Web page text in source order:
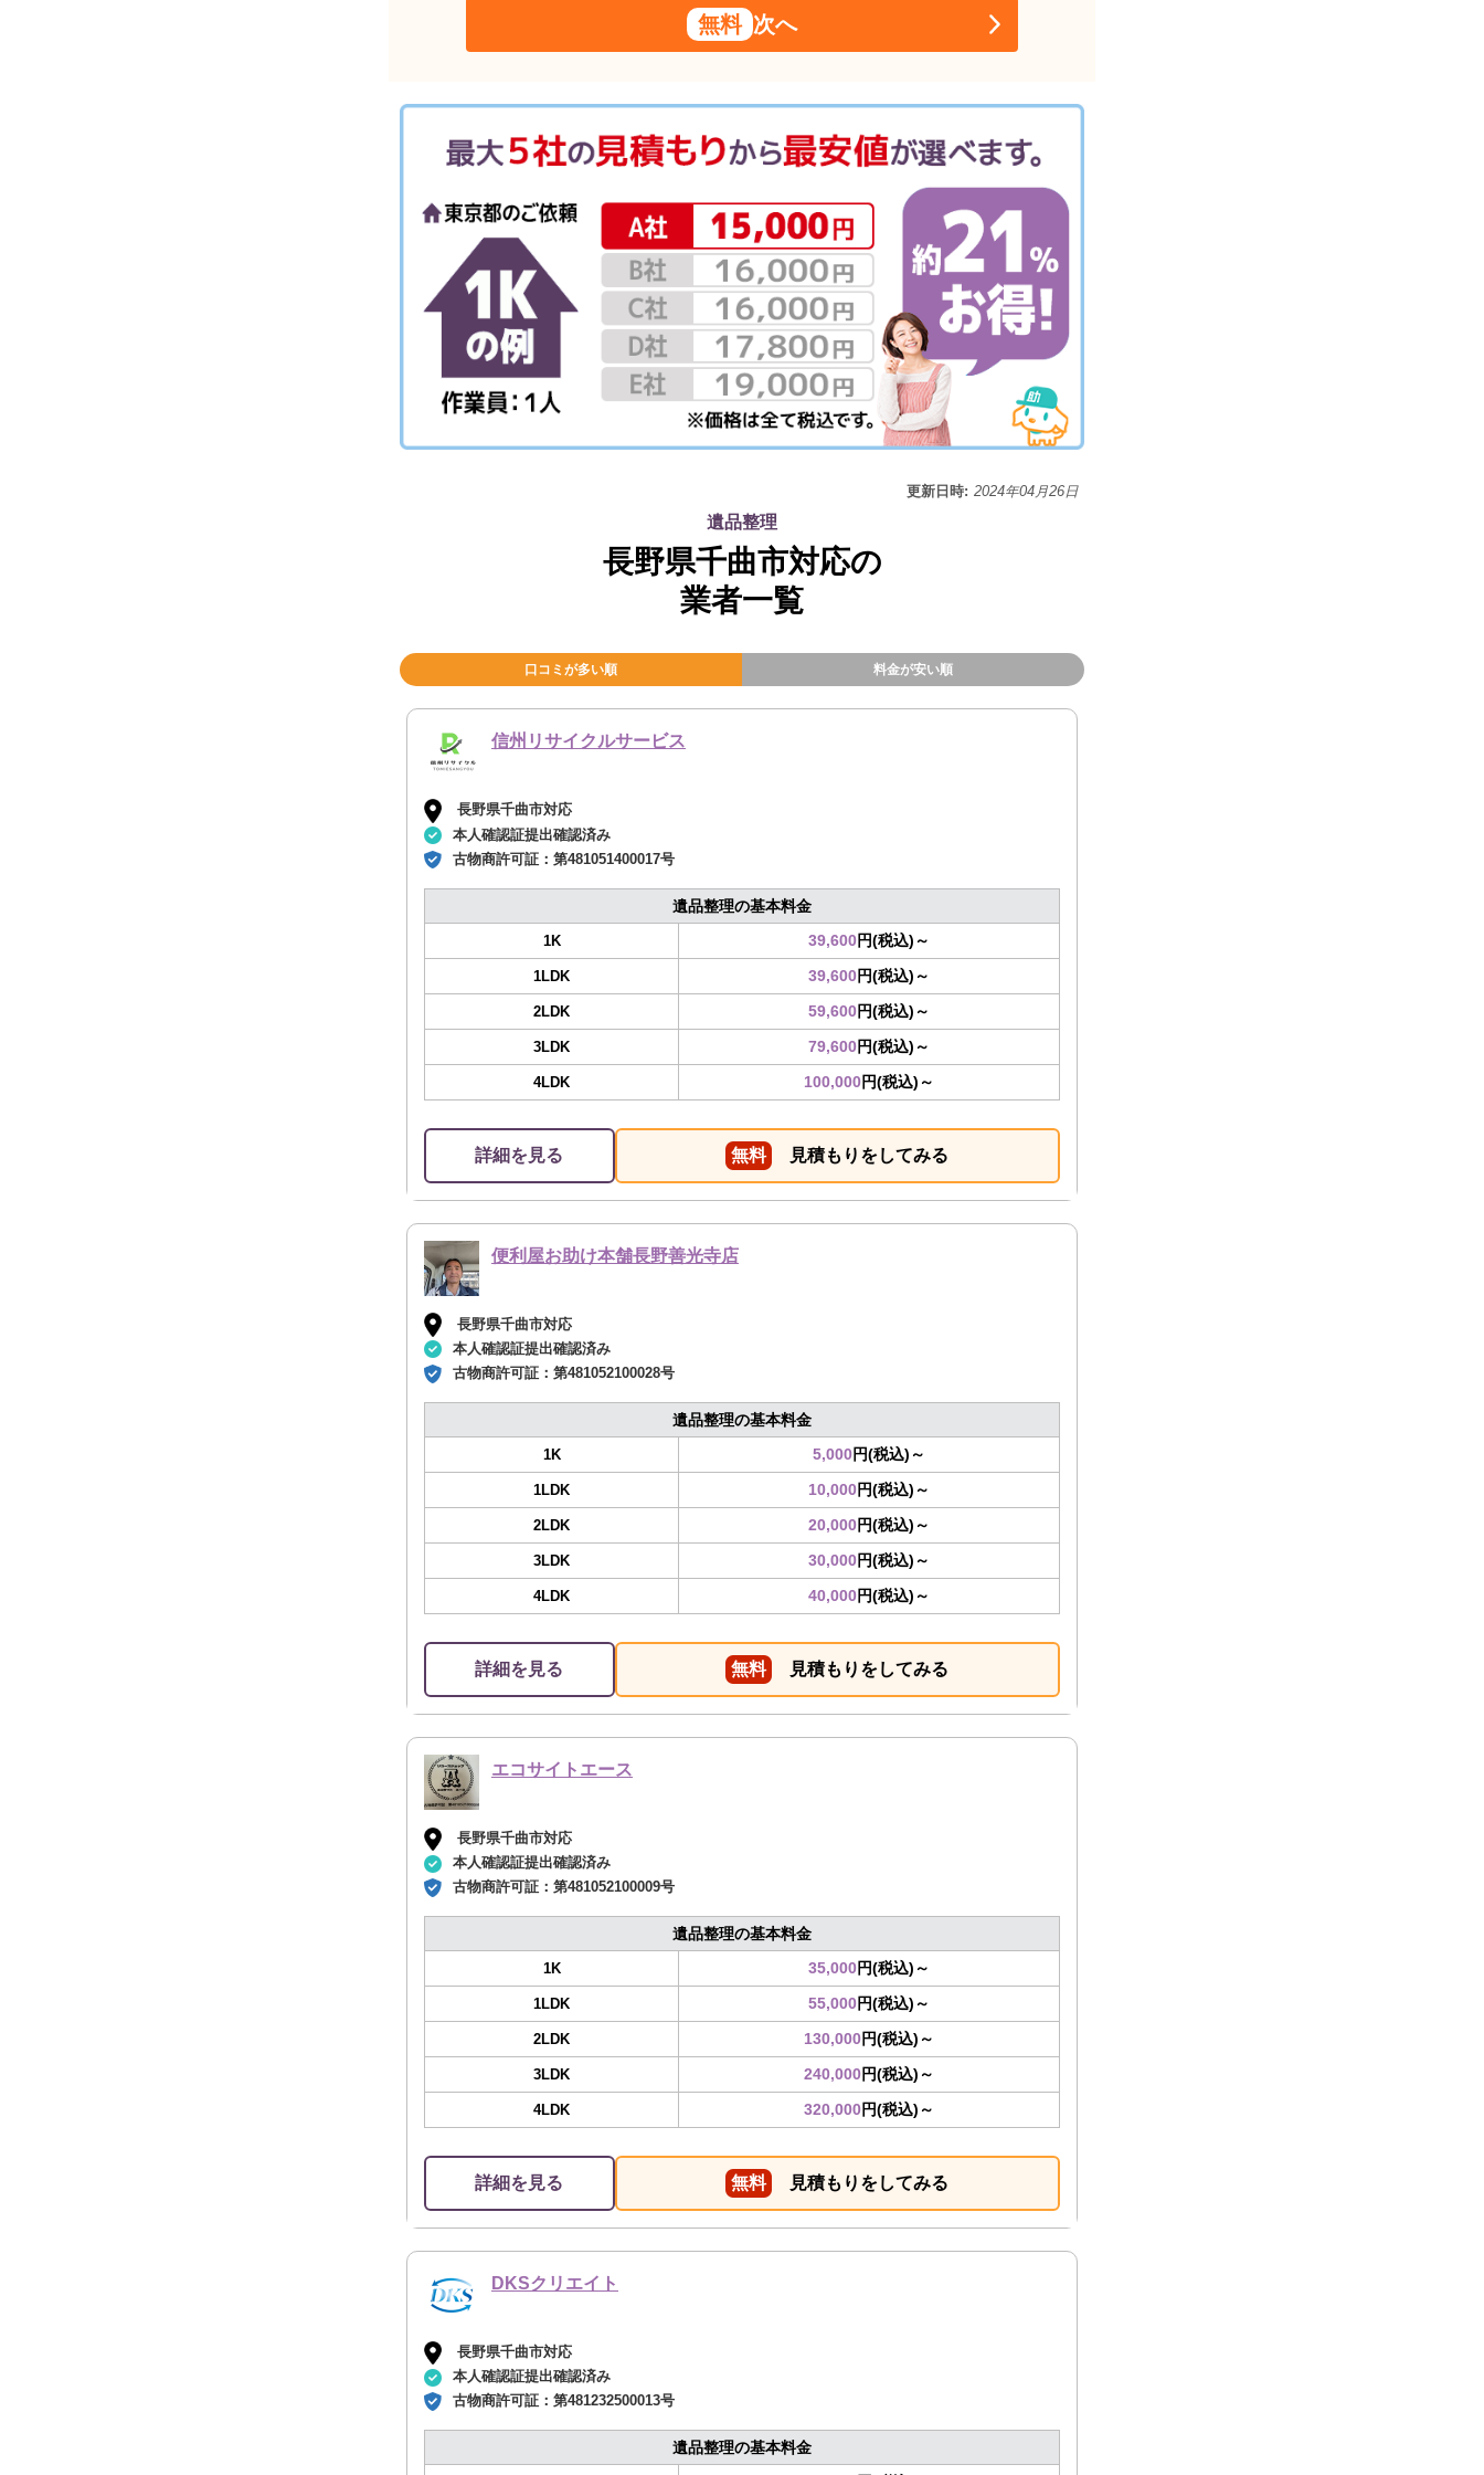
無料 次へ
更新日時: 2024年04月26日
遺品整理
長野県千曲市対応の
業者一覧
口コミが多い順 料金が安い順
信州リサイクルサービス
長野県千曲市対応
本人確認証提出確認済み
古物商許可証： 第481051400017号
遺品整理の基本料金
1K 39,600円(税込)～
1LDK 39,600円(税込)～
2LDK 59,600円(税込)～
3LDK 79,600円(税込)～
4LDK 100,000円(税込)～
詳細を見る 無料 見積もりをしてみる
便利屋お助け本舗長野善光寺店
長野県千曲市対応
本人確認証提出確認済み
古物商許可証： 第481052100028号
遺品整理の基本料金
1K 5,000円(税込)～
1LDK 10,000円(税込)～
2LDK 20,000円(税込)～
3LDK 30,000円(税込)～
4LDK 40,000円(税込)～
詳細を見る 無料 見積もりをしてみる
エコサイトエース
長野県千曲市対応
本人確認証提出確認済み
古物商許可証： 第481052100009号
遺品整理の基本料金
1K 35,000円(税込)～
1LDK 55,000円(税込)～
2LDK 130,000円(税込)～
3LDK 240,000円(税込)～
4LDK 320,000円(税込)～
詳細を見る 無料 見積もりをしてみる
DKSクリエイト
長野県千曲市対応
本人確認証提出確認済み
古物商許可証： 第481232500013号
遺品整理の基本料金